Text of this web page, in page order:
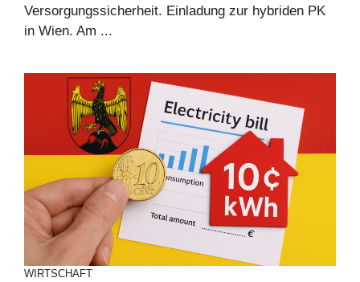
Versorgungssicherheit. Einladung zur hybriden PK
in Wien. Am ...
WIRTSCHAFT